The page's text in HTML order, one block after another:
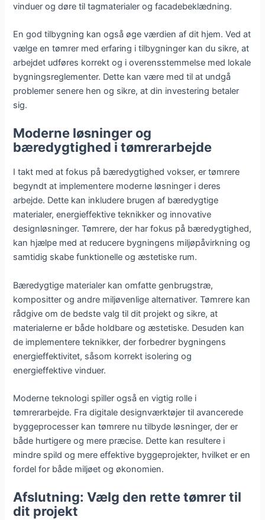
vinduer og døre til tagmaterialer og facadebeklædning.
En god tilbygning kan også øge værdien af dit hjem. Ved at
vælge en tømrer med erfaring i tilbygninger kan du sikre, at
arbejdet udføres korrekt og i overensstemmelse med lokale
bygningsreglementer. Dette kan være med til at undgå
problemer senere hen og sikre, at din investering betaler
sig.
Moderne løsninger og
bæredygtighed i tømrerarbejde
I takt med at fokus på bæredygtighed vokser, er tømrere
begyndt at implementere moderne løsninger i deres
arbejde. Dette kan inkludere brugen af bæredygtige
materialer, energieffektive teknikker og innovative
designløsninger. Tømrere, der har fokus på bæredygtighed,
kan hjælpe med at reducere bygningens miljøpåvirkning og
samtidig skabe funktionelle og æstetiske rum.
Bæredygtige materialer kan omfatte genbrugstræ,
kompositter og andre miljøvenlige alternativer. Tømrere kan
rådgive om de bedste valg til dit projekt og sikre, at
materialerne er både holdbare og æstetiske. Desuden kan
de implementere teknikker, der forbedrer bygningens
energieffektivitet, såsom korrekt isolering og
energieffektive vinduer.
Moderne teknologi spiller også en vigtig rolle i
tømrerarbejde. Fra digitale designværktøjer til avancerede
byggeprocesser kan tømrere nu tilbyde løsninger, der er
både hurtigere og mere præcise. Dette kan resultere i
mindre spild og mere effektive byggeprojekter, hvilket er en
fordel for både miljøet og økonomien.
Afslutning: Vælg den rette tømrer til
dit projekt